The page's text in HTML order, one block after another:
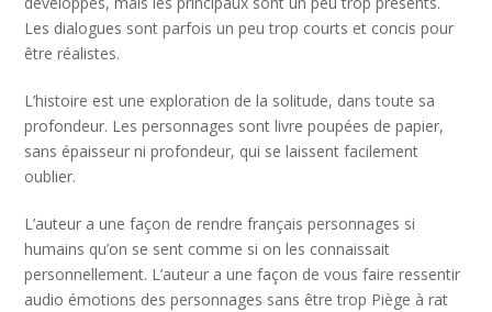
Les dialogues sont parfois un peu trop courts et concis pour
être réalistes.
L’histoire est une exploration de la solitude, dans toute sa
profondeur. Les personnages sont livre poupées de papier,
sans épaisseur ni profondeur, qui se laissent facilement
oublier.
L’auteur a une façon de rendre français personnages si
humains qu’on se sent comme si on les connaissait
personnellement. L’auteur a une façon de vous faire ressentir
audio émotions des personnages sans être trop Piège à rat